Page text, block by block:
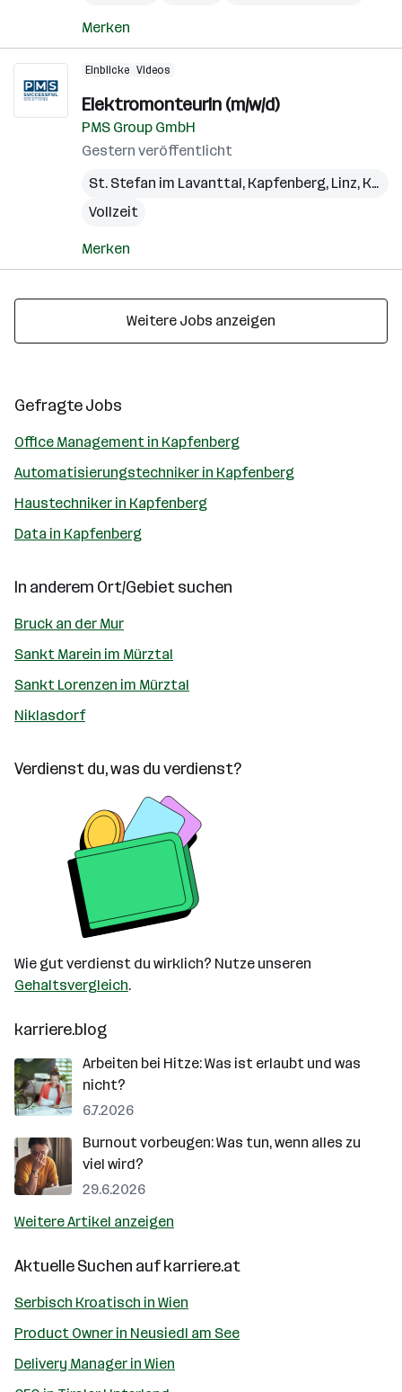
Merken
Einblicke Videos
ElektromonteurIn (m/w/d)
PMS Group GmbH
Gestern veröffentlicht
St. Stefan im Lavanttal, Kapfenberg, Linz, Kundl
Vollzeit
Merken
Weitere Jobs anzeigen
Gefragte Jobs
Office Management in Kapfenberg
Automatisierungstechniker in Kapfenberg
Haustechniker in Kapfenberg
Data in Kapfenberg
In anderem Ort/Gebiet suchen
Bruck an der Mur
Sankt Marein im Mürztal
Sankt Lorenzen im Mürztal
Niklasdorf
Verdienst du, was du verdienst?
Wie gut verdienst du wirklich? Nutze unseren
Gehaltsvergleich.
karriere.blog
Arbeiten bei Hitze: Was ist erlaubt und was
nicht?
6.7.2026
Burnout vorbeugen: Was tun, wenn alles zu
viel wird?
29.6.2026
Weitere Artikel anzeigen
Aktuelle Suchen aufkarriere.at
Serbisch Kroatisch in Wien
Product Owner in Neusiedl am See
Delivery Manager in Wien